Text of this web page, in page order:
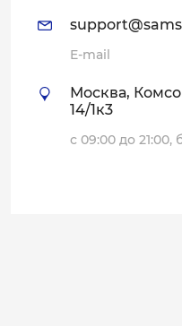
E-mail
Москва,
14/1к3
с 09:00 до 21:00,